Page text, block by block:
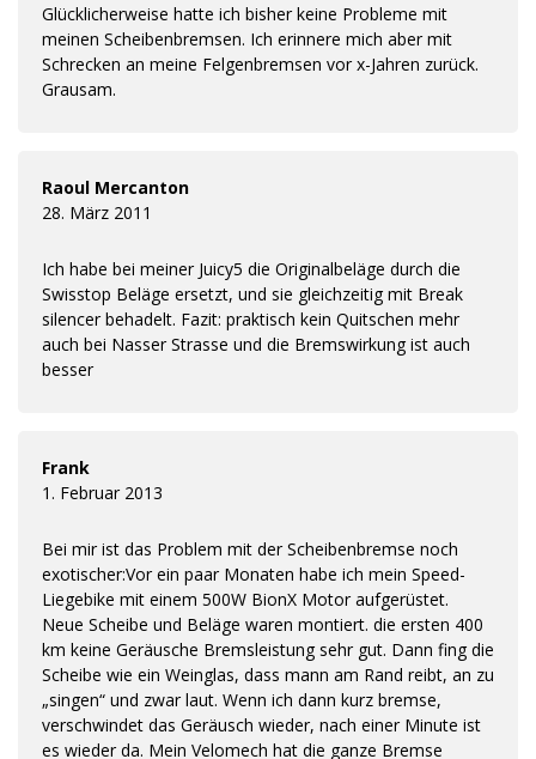
Glücklicherweise hatte ich bisher keine Probleme mit
meinen Scheibenbremsen. Ich erinnere mich aber mit
Schrecken an meine Felgenbremsen vor x-Jahren zurück.
Grausam.
Raoul Mercanton
28. März 2011
Ich habe bei meiner Juicy5 die Originalbeläge durch die
Swisstop Beläge ersetzt, und sie gleichzeitig mit Break
silencer behadelt. Fazit: praktisch kein Quitschen mehr
auch bei Nasser Strasse und die Bremswirkung ist auch
besser
Frank
1. Februar 2013
Bei mir ist das Problem mit der Scheibenbremse noch
exotischer:Vor ein paar Monaten habe ich mein Speed-
Liegebike mit einem 500W BionX Motor aufgerüstet.
Neue Scheibe und Beläge waren montiert. die ersten 400
km keine Geräusche Bremsleistung sehr gut. Dann fing die
Scheibe wie ein Weinglas, dass mann am Rand reibt, an zu
„singen“ und zwar laut. Wenn ich dann kurz bremse,
verschwindet das Geräusch wieder, nach einer Minute ist
es wieder da. Mein Velomech hat die ganze Bremse